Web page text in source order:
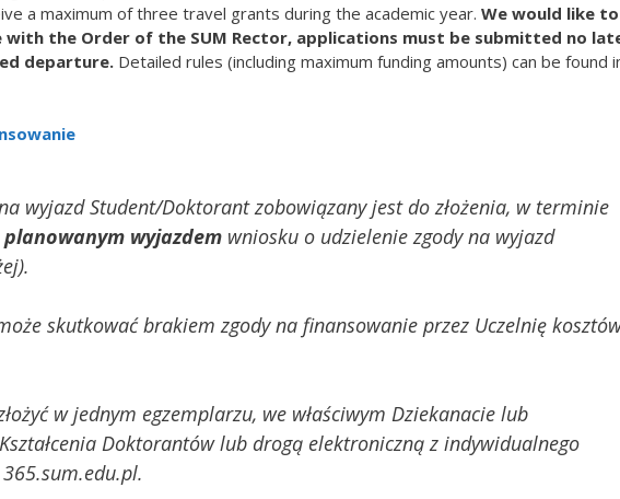
a maximum of three travel grants during the academic year. We would like to
with the Order of the SUM Rector, applications must be submitted no
departure. Detailed rules (including maximum funding amounts) can be found
wyjazd Student/Doktorant zobowiązany jest do złożenia, w terminie
wyjazdemwniosku o udzielenie zgody na wyjazd
skutkować brakiem zgody na finansowanie przez Uczelnię
w jednym egzemplarzu, we właściwym Dziekanacie lub
Doktorantów lub drogą elektroniczną z indywidualnego